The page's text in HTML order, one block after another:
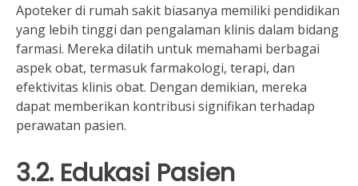
Apoteker di rumah sakit biasanya memiliki pendidikan
yang lebih tinggi dan pengalaman klinis dalam bidang
farmasi. Mereka dilatih untuk memahami berbagai
aspek obat, termasuk farmakologi, terapi, dan
efektivitas klinis obat. Dengan demikian, mereka
dapat memberikan kontribusi signifikan terhadap
perawatan pasien.
3.2. Edukasi Pasien